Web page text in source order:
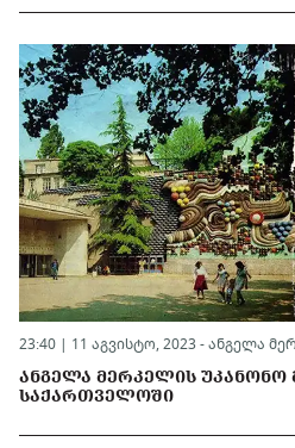
23:40 | 11 აგვისტო, 2023 - ანგელა
ᲐᲜᲒᲔᲚᲐ ᲛᲔᲠᲙᲔᲚᲘᲡ ᲣᲙᲐᲜᲝᲜᲝ
ᲡᲐᲥᲐᲠᲗᲕᲔᲚᲝᲨᲘ